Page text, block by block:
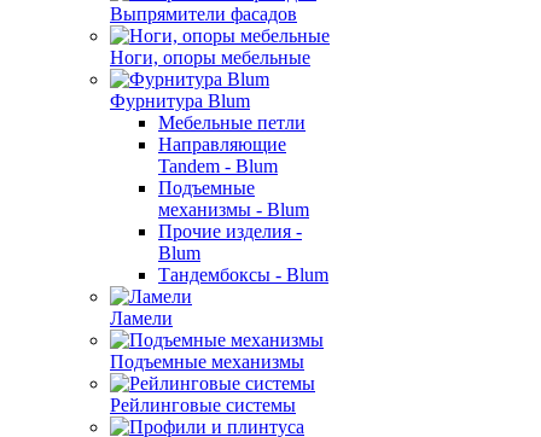
Выпрямители фасадов
Ноги, опоры мебельные
Фурнитура Blum
Мебельные петли
Направляющие
Tandem - Blum
Подъемные
механизмы - Blum
Прочие изделия -
Blum
Тандембоксы - Blum
Ламели
Подъемные механизмы
Рейлинговые системы